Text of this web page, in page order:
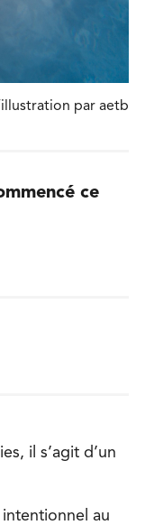
par aetb
ce
il s’agit d’un
au